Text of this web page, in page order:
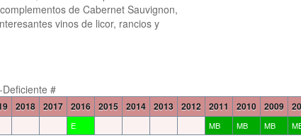
de Cabernet Sauvignon,
vinos de licor, rancios y
-Deficiente #
2018 2017 2016 2015 2014 2013 2012 2011 2010 2009
E MB MB MB